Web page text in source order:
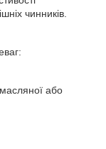
чинників.
або